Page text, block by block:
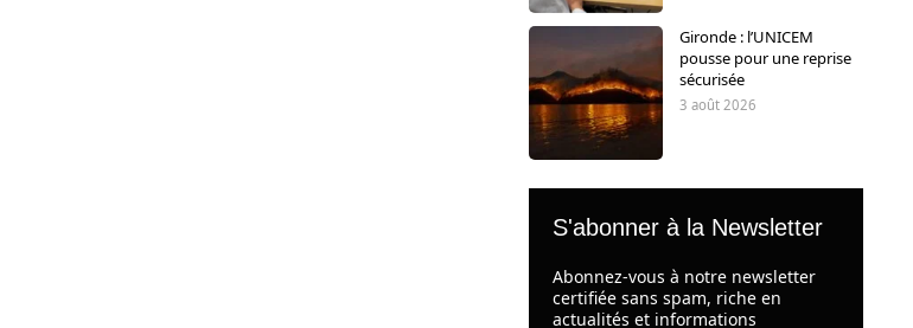
Gironde : l’UNICEM
pousse pour une reprise
sécurisée
3 août 2026
S'abonner à la Newsletter
Abonnez-vous à notre newsletter
certifiée sans spam, riche en
actualités et informations